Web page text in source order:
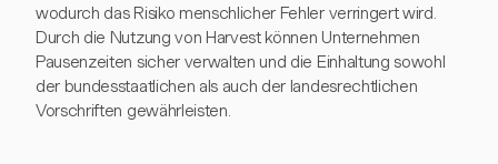
wodurch das Risiko menschlicher Fehler verringert wird.
Durch die Nutzung von Harvest können Unternehmen
Pausenzeiten sicher verwalten und die Einhaltung sowohl
der bundesstaatlichen als auch der landesrechtlichen
Vorschriften gewährleisten.